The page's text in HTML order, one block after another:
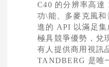
C40 的分辨率高達
功\能、多麥克風
進的 API 以滿足
極具競爭優勢，兌
有人提供商用視訊
TANDBERG 是唯